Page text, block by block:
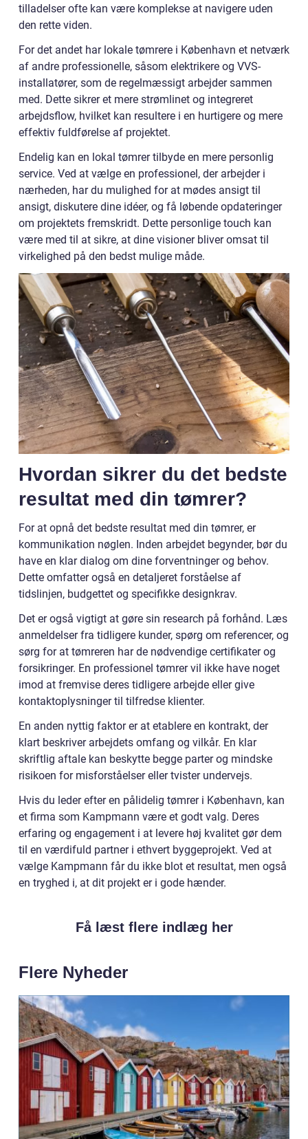
tilladelser ofte kan være komplekse at navigere uden
den rette viden.
For det andet har lokale tømrere i København et netværk
af andre professionelle, såsom elektrikere og VVS-
installatører, som de regelmæssigt arbejder sammen
med. Dette sikrer et mere strømlinet og integreret
arbejdsflow, hvilket kan resultere i en hurtigere og mere
effektiv fuldførelse af projektet.
Endelig kan en lokal tømrer tilbyde en mere personlig
service. Ved at vælge en professionel, der arbejder i
nærheden, har du mulighed for at mødes ansigt til
ansigt, diskutere dine idéer, og få løbende opdateringer
om projektets fremskridt. Dette personlige touch kan
være med til at sikre, at dine visioner bliver omsat til
virkelighed på den bedst mulige måde.
Hvordan sikrer du det bedste
resultat med din tømrer?
For at opnå det bedste resultat med din tømrer, er
kommunikation nøglen. Inden arbejdet begynder, bør du
have en klar dialog om dine forventninger og behov.
Dette omfatter også en detaljeret forståelse af
tidslinjen, budgettet og specifikke designkrav.
Det er også vigtigt at gøre sin research på forhånd. Læs
anmeldelser fra tidligere kunder, spørg om referencer, og
sørg for at tømreren har de nødvendige certifikater og
forsikringer. En professionel tømrer vil ikke have noget
imod at fremvise deres tidligere arbejde eller give
kontaktoplysninger til tilfredse klienter.
En anden nyttig faktor er at etablere en kontrakt, der
klart beskriver arbejdets omfang og vilkår. En klar
skriftlig aftale kan beskytte begge parter og mindske
risikoen for misforståelser eller tvister undervejs.
Hvis du leder efter en pålidelig tømrer i København, kan
et firma som Kampmann være et godt valg. Deres
erfaring og engagement i at levere høj kvalitet gør dem
til en værdifuld partner i ethvert byggeprojekt. Ved at
vælge Kampmann får du ikke blot et resultat, men også
en tryghed i, at dit projekt er i gode hænder.
Få læst flere indlæg her
Flere Nyheder